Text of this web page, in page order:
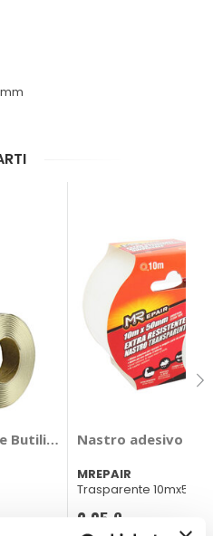
Butilico - HPXNastro adesivo
MREPAIR
Trasparente
2,05 €